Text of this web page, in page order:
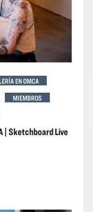
| Sketchboard Live
EN OMCA
MIEMBROS